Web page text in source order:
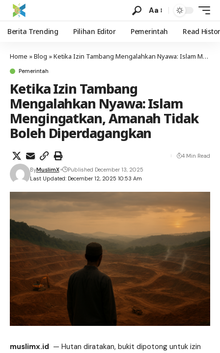
Aa
Berita Trending Pilihan Editor Pemerintah Read
Home »Blog »Ketika Izin Tambang Mengalahkan Nyawa: Islam Mengingatkan, Amanah Tidak Boleh Diperdagangkan
Pemerintah
Ketika Izin Tambang
Mengalahkan Nyawa: Islam
Mengingatkan, Amanah Tidak
Boleh Diperdagangkan
Last Updated: December 12, 2025 10:53 Am
ByMuslimX Published December 13, 2025
4 Min Read
muslimx.id — Hutan diratakan, bukit dipotong untuk izin